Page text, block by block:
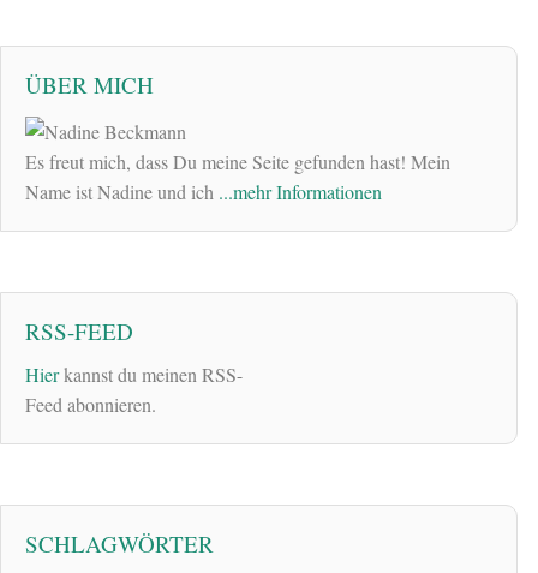
ÜBER MICH
Es freut mich, dass Du meine Seite gefunden hast! Mein
Name ist Nadine und ich ...mehr Informationen
RSS-FEED
Hierkannst du meinen RSS-
Feed abonnieren.
SCHLAGWÖRTER